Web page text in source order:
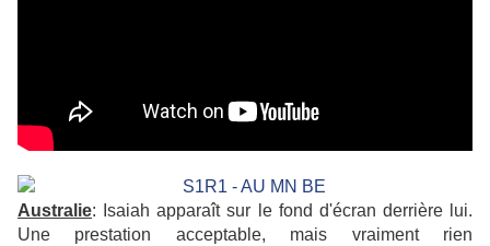
Australie: Isaiah apparaît sur le fond d'écran derrière lui.
Une prestation acceptable, mais vraiment rien